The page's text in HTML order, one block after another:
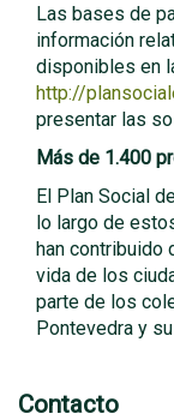
Las bases de
información
disponibles en
http://
presentar las
Más de 1.400
El Plan Social
lo largo de
han contribuido
vida de los
parte de los
Pontevedra y
Contacto